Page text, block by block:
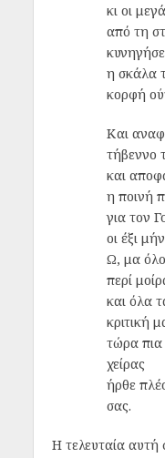
κι οι
από τη
η σκάλα
κορφή
Και
τήβεννο
και
η ποινή
για τον
οι έξι
Ω, μα
περί
και όλα
κριτική
τώρα πια
χείρας
ήρθε
σας.
Η τελευταία αυτή